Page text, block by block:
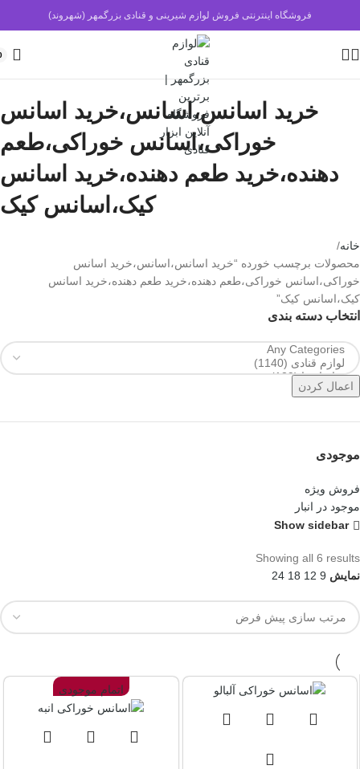
فروشگاه اینترنتی فروش لوازم شیرینی و قنادی بزرگمهر (شهروند)
خرید اسانس،اسانس،خرید اسانس
خوراکی،اسانس خوراکی،طعم
دهنده،خرید طعم دهنده،خرید اسانس
کیک،اسانس کیک
خانه
محصولات برچسب خورده “خرید اسانس،اسانس،خرید اسانس
خوراکی،اسانس خوراکی،طعم دهنده،خرید طعم دهنده،خرید اسانس
کیک،اسانس کیک”
انتخاب دسته بندی
اعمال کردن
موجودی
فروش ویژه
موجود در انبار
Show sidebar
Showing all 6 results
نمایش 9
12
18
24
اتمام موجودی